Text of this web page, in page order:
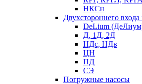
НКСн
Двухстороннего
DeLium
Д, 1Д, 2Д
НДс, НДв
ЦН
ПД
СЭ
Погружные насосы